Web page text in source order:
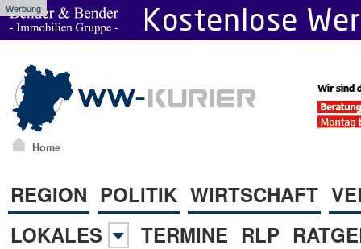
Werbung
Home
REGION POLITIK WIRTSCHAFT
LOKALES
TERMINE RLP